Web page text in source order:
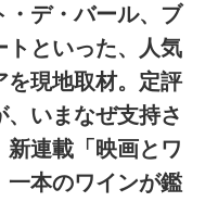
・デ・バール、ブ
トといった、人気
を現地取材。定評
いまなぜ支持さ
連載「映画とワ
一本のワインが鑑